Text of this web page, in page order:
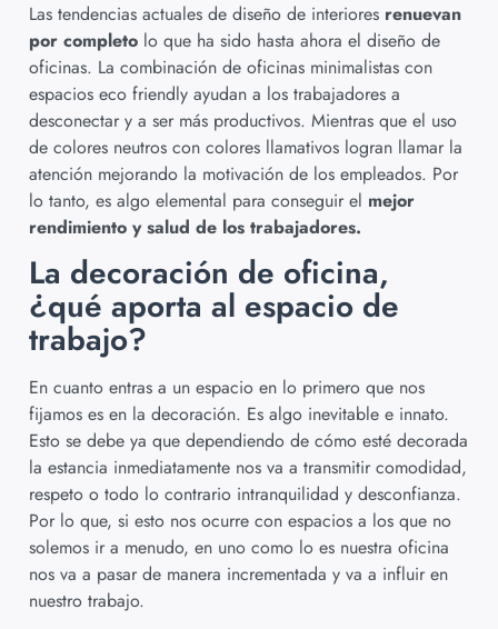
Las tendencias actuales de diseño de interiores renuevan
por completo lo que ha sido hasta ahora el diseño de
oficinas. La combinación de oficinas minimalistas con
espacios eco friendly ayudan a los trabajadores a
desconectar y a ser más productivos. Mientras que el uso
de colores neutros con colores llamativos logran llamar la
atención mejorando la motivación de los empleados. Por
lo tanto, es algo elemental para conseguir el mejor
rendimiento y salud de los trabajadores.
La decoración de oficina,
¿qué aporta al espacio de
trabajo?
En cuanto entras a un espacio en lo primero que nos
fijamos es en la decoración. Es algo inevitable e innato.
Esto se debe ya que dependiendo de cómo esté decorada
la estancia inmediatamente nos va a transmitir comodidad,
respeto o todo lo contrario intranquilidad y desconfianza.
Por lo que, si esto nos ocurre con espacios a los que no
solemos ir a menudo, en uno como lo es nuestra oficina
nos va a pasar de manera incrementada y va a influir en
nuestro trabajo.